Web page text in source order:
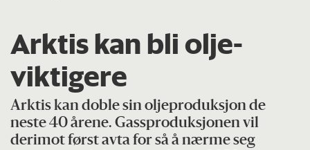
Arktis kan bli olje-
viktigere
Arktis kan doble sin oljeproduksjon de
neste 40 årene. Gassproduksjonen vil
derimot først avta for så å nærme seg